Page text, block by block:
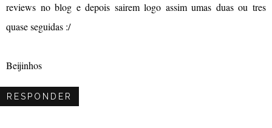
reviews no blog e depois sairem logo assim umas duas ou tres
quase seguidas :/
Beijinhos
RESPONDER